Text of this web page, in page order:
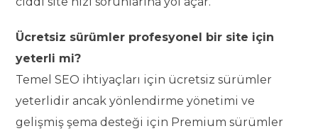
Ücretsiz sürümler profesyonel bir site için
yeterli mi?
Temel SEO ihtiyaçları için ücretsiz sürümler
yeterlidir ancak yönlendirme yönetimi ve
gelişmiş şema desteği için Premium sürümler